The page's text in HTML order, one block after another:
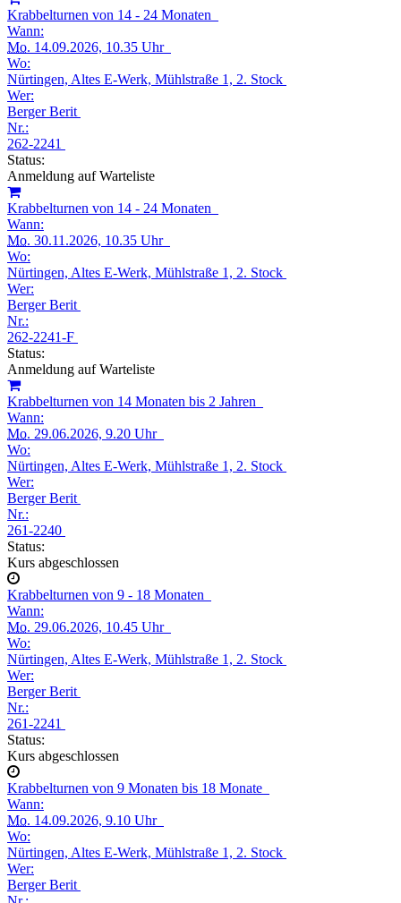
Krabbelturnen von 14 - 24 Monaten
Wann:
Mo. 14.09.2026, 10.35 Uhr
Wo:
Nürtingen, Altes E-Werk, Mühlstraße 1, 2. Stock
Wer:
Berger Berit
Nr.:
262-2241
Status:
Anmeldung auf Warteliste
Krabbelturnen von 14 - 24 Monaten
Wann:
Mo. 30.11.2026, 10.35 Uhr
Wo:
Nürtingen, Altes E-Werk, Mühlstraße 1, 2. Stock
Wer:
Berger Berit
Nr.:
262-2241-F
Status:
Anmeldung auf Warteliste
Krabbelturnen von 14 Monaten bis 2 Jahren
Wann:
Mo. 29.06.2026, 9.20 Uhr
Wo:
Nürtingen, Altes E-Werk, Mühlstraße 1, 2. Stock
Wer:
Berger Berit
Nr.:
261-2240
Status:
Kurs abgeschlossen
Krabbelturnen von 9 - 18 Monaten
Wann:
Mo. 29.06.2026, 10.45 Uhr
Wo:
Nürtingen, Altes E-Werk, Mühlstraße 1, 2. Stock
Wer:
Berger Berit
Nr.:
261-2241
Status:
Kurs abgeschlossen
Krabbelturnen von 9 Monaten bis 18 Monate
Wann:
Mo. 14.09.2026, 9.10 Uhr
Wo:
Nürtingen, Altes E-Werk, Mühlstraße 1, 2. Stock
Wer:
Berger Berit